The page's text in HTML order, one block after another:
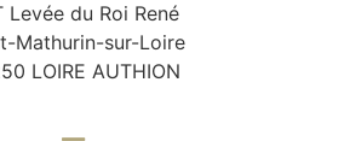
Levée du Roi René
Mathurin-sur-Loire
LOIRE AUTHION